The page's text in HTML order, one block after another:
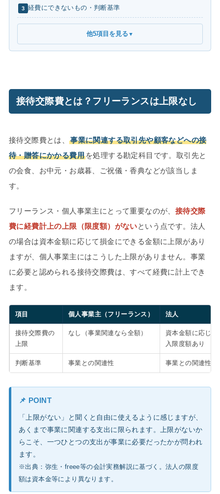
3 経費にできないもの・判断基準
他5項目を見る ▼
接待交際費とは？フリーランスは上限なし
接待交際費とは、事業に関連する取引先や顧客などへの接
待・贈答にかかる費用を処理する勘定科目です。取引先と
の会食、お中元・お歳暮、ご祝儀・香典などが該当しま
す。
フリーランス・個人事業主にとって重要なのが、 接待交際
費に経費計上の上限（限度額）がないという点です。法人
の場合は資本金額に応じて損金にできる金額に上限があり
ますが、個人事業主にはこうした上限がありません。事業
に必要と認められる接待交際費は、すべて経費に計上でき
ます。
項目 個人事業主（フリーランス） 法人
接待交際費の
上限
なし（事業関連なら全額）
資本金額に応じた
入限度額あり
判断基準 事業との関連性 事業との関連性＋
📌 POINT
「上限がない」と聞くと自由に使えるように感じますが、
あくまで事業に関連する支出に限られます。上限がないか
らこそ、一つひとつの支出が事業に必要だったかが問われ
ます。
※出典：弥生・freee等の会計実務解説に基づく。法人の限度
額は資本金等により異なります。